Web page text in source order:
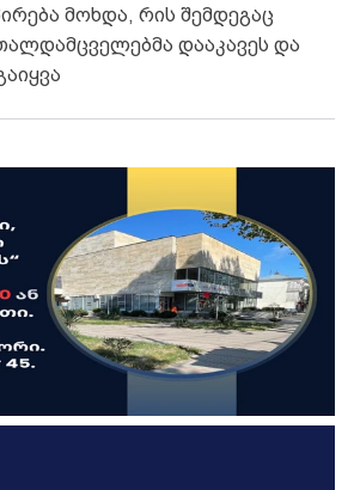
მოხდა, რის შემდეგაც
დააკავეს და